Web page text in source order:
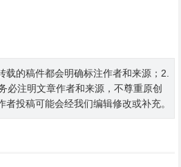
载的稿件都会明确标注作者和来源；2.
必注明文章作者和来源，不尊重原创
投稿可能会经我们编辑修改或补充。